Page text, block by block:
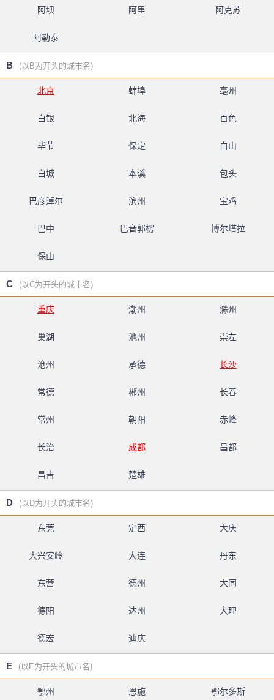
阿坝 阿里 阿克苏
阿勒泰
B (以B为开头的城市名)
北京 蚌埠 亳州
白银 北海 百色
毕节 保定 白山
白城 本溪 包头
巴彦淖尔 滨州 宝鸡
巴中 巴音郭楞 博尔塔拉
保山
C (以C为开头的城市名)
重庆 潮州 滁州
巢湖 池州 崇左
沧州 承德 长沙
常德 郴州 长春
常州 朝阳 赤峰
长治 成都 昌都
昌吉 楚雄
D (以D为开头的城市名)
东莞 定西 大庆
大兴安岭 大连 丹东
东营 德州 大同
德阳 达州 大理
德宏 迪庆
E (以E为开头的城市名)
鄂州 恩施 鄂尔多斯